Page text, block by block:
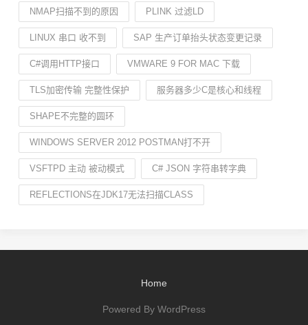
NMAP扫描不到的原因 PLINK 过滤LD
LINUX 串口 收不到 SAP 生产订单抬头状态变更记录
C#调用HTTP接口 VMWARE 9 FOR MAC 下载
TLS加密传输 完整性保护 服务器多少C是核心和线程
SHAPE不完整的圆环
WINDOWS SERVER 2012 POSTMAN打不开
VSFTPD 主动 被动模式 C# JSON 字符串转字典
REFLECTIONS在JDK17无法扫描CLASS
Home
Powered By WordPress